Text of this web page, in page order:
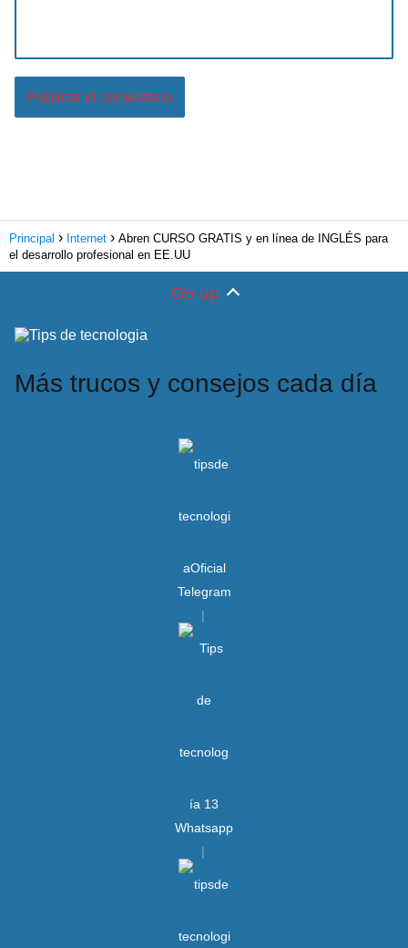
Principal Internet
Abren CURSO GRATIS y en línea de INGLÉS para
el desarrollo profesional en EE.UU
Go up
Más trucos y consejos cada día
Telegram
Whatsapp